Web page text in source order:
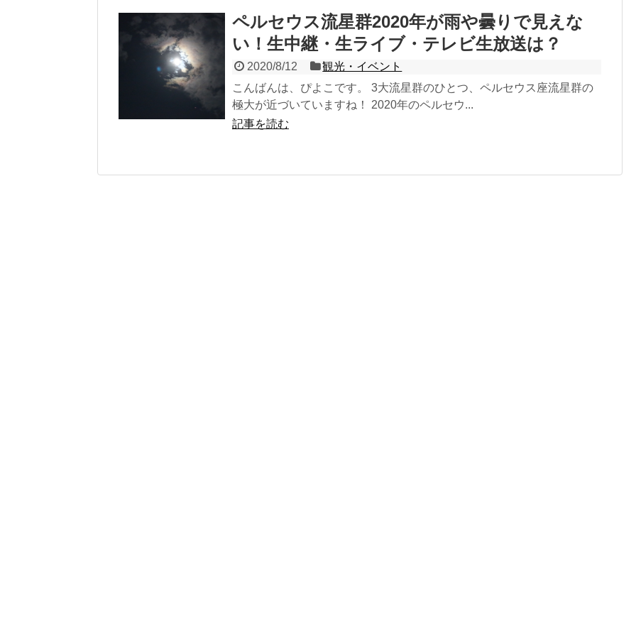
ペルセウス流星群2020年が雨や曇りで見えな
い！生中継・生ライブ・テレビ生放送は？
2020/8/12
観光・イベント
こんばんは、ぴよこです。 3大流星群のひとつ、ペルセウス座流星群の
極大が近づいていますね！ 2020年のペルセウ...
記事を読む